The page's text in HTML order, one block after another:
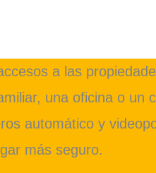
a las
una oficina o un
automático y
más seguro.